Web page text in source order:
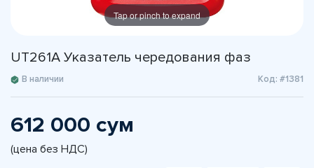
Tap or pinch to expand
UT261A Указатель чередования фаз
В наличии Код: #1381
612 000 сум
(цена без НДС)